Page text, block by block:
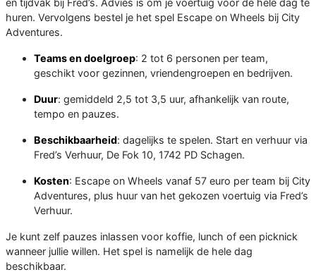
huren. Vervolgens bestel je het spel Escape on Wheels bij City
Adventures.
Teams en doelgroep: 2 tot 6 personen per team,
geschikt voor gezinnen, vriendengroepen en bedrijven.
Duur: gemiddeld 2,5 tot 3,5 uur, afhankelijk van route,
tempo en pauzes.
Beschikbaarheid: dagelijks te spelen. Start en verhuur via
Fred’s Verhuur, De Fok 10, 1742 PD Schagen.
Kosten: Escape on Wheels vanaf 57 euro per team bij City
Adventures, plus huur van het gekozen voertuig via Fred’s
Verhuur.
Je kunt zelf pauzes inlassen voor koffie, lunch of een picknick
wanneer jullie willen. Het spel is namelijk de hele dag
beschikbaar.